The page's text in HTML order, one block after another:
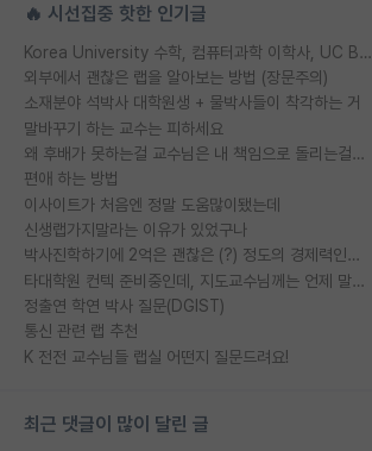
🔥 시선집중 핫한 인기글
Korea University 수학, 컴퓨터과학 이학사, UC Berkeley 산업공학 대학원 공학박사가 되는 것은 쉽지 않겠죠?
외부에서 괜찮은 랩을 알아보는 방법 (장문주의)
소재분야 석박사 대학원생 + 물박사들이 착각하는 거
말바꾸기 하는 교수는 피하세요
왜 후배가 못하는걸 교수님은 내 책임으로 돌리는걸까요?
편애 하는 방법
이사이트가 처음엔 정말 도움많이됐는데
신생랩가지말라는 이유가 있었구나
박사진학하기에 2억은 괜찮은 (?) 정도의 경제력인가요
타대학원 컨텍 준비중인데, 지도교수님께는 언제 말씀드려야 할까요?
정출연 학연 박사 질문(DGIST)
통신 관련 랩 추천
K 전전 교수님들 랩실 어떤지 질문드려요!
최근 댓글이 많이 달린 글